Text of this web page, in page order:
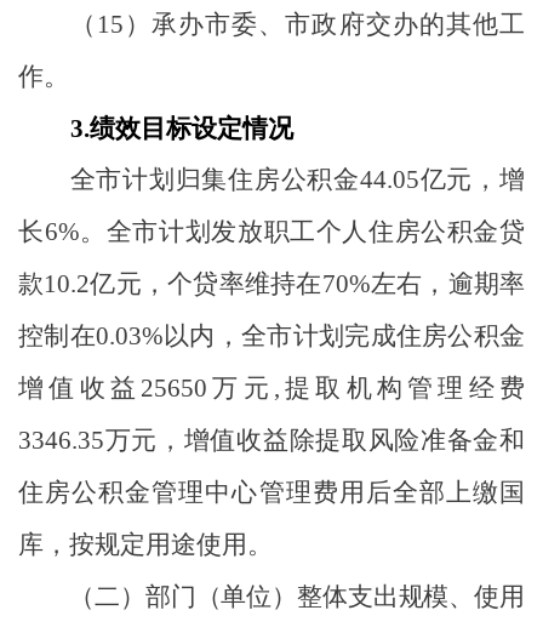
（ 15 ） 承办市委、市政府交办的其他工
作。
3.绩效目标设定情况
全市计划归集住房公积金44.05亿元，增
长6%。全市计划发放职工个人住房公积金贷
款10.2亿元，个贷率维持在70%左右，逾期率
控制在0.03%以内，全市计划完成住房公积金
增值收益 25650 万元 , 提取机构管理经费
3346.35万元，增值收益除提取风险准备金和
住房公积金管理中心管理费用后全部上缴国
库，按规定用途使用。
（二）部门（单位）整体支出规模、使用